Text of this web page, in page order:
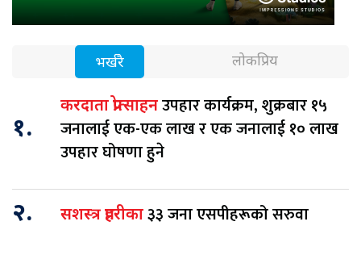
भर्खरै लोकप्रिय
१.
करदाता प्रोत्साहनउपहार कार्यक्रम, शुक्रबार १५
जनालाई एक-एक लाख र एक जनालाई १० लाख
उपहार घोषणा हुने
२. सशस्त्र प्रहरीका३३ जना एसपीहरूको सरुवा